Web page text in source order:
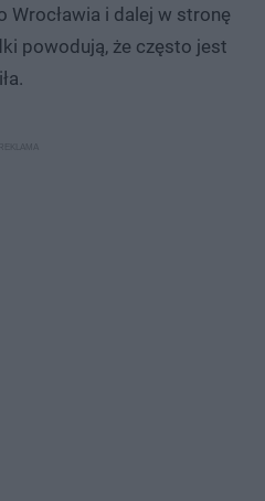
Wrocławia i dalej w stronę
powodują, że często jest